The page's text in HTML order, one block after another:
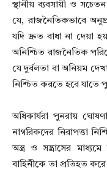
স্থানীয় ব্যবসায়ী ও
যে, রাজনৈতিকভাবে
যদি দ্রুত বাধা না দেয়া
অনিশ্চিত রাজনৈতিক
যে দুর্বলতা বা অনিয়ম
নিশ্চিত করতে হবে যাতে
অধিকার্যরা পুনরায়
নাগরিকদের নিরাপত্তা
অস্ত্র ও সন্ত্রাসের
বাহিনীকে তা প্রতিহত করে